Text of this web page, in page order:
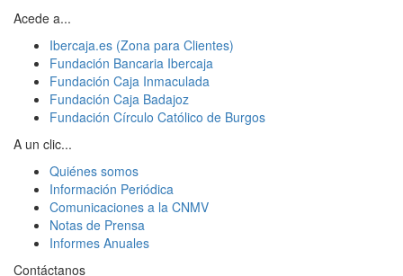
Acede a...
Ibercaja.es (Zona para Clientes)
Fundación Bancaria Ibercaja
Fundación Caja Inmaculada
Fundación Caja Badajoz
Fundación Círculo Católico de Burgos
A un clic...
Quiénes somos
Información Periódica
Comunicaciones a la CNMV
Notas de Prensa
Informes Anuales
Contáctanos